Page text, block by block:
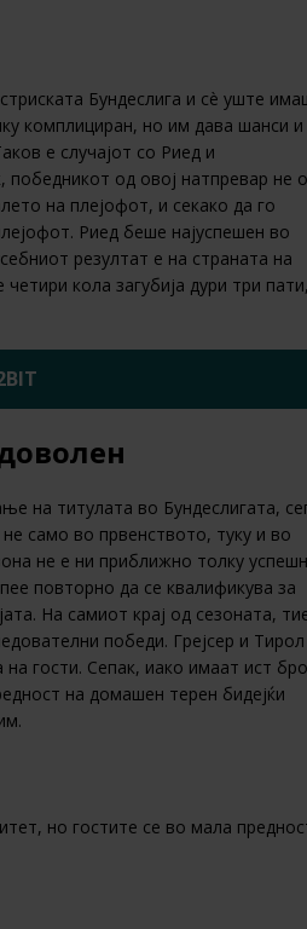
Бундеслига и сè уште
комплициран, но им дава шанси и
е случајот со Риeд и
од овој натпревар не
на плејофот, и секако да го
Риeд беше најуспешен во
резултат е на страната на
кола загубија дури три пати,
на титулата во Бундеслигата,
само во првенството, туку и во
не е ни приближно толку
повторно да се квалификува за
На самиот крај од сезоната,
победи. Грејсер и Тирол
гости. Сепак, иако имаат ист
на домашен терен бидејќи
но гостите се во мала